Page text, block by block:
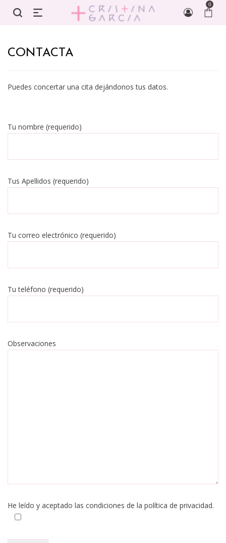
0
CONTACTA
Puedes concertar una cita dejándonos tus datos.
Tu nombre (requerido)
Tus Apellidos (requerido)
Tu correo electrónico (requerido)
Tu teléfono (requerido)
Observaciones
He leído y aceptado las condiciones de la política de privacidad.